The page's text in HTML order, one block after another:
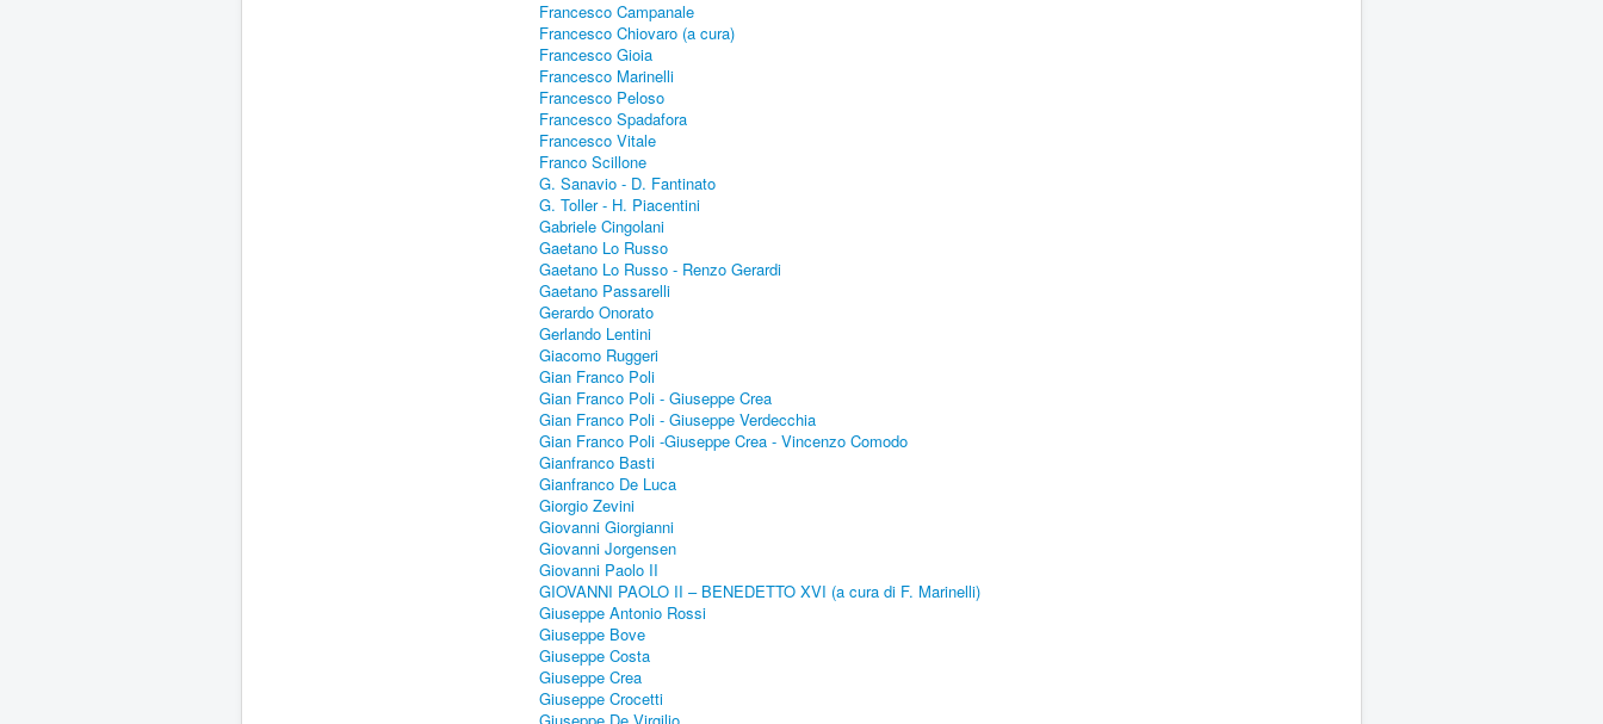
Francesco Campanale
Francesco Chiovaro (a cura)
Francesco Gioia
Francesco Marinelli
Francesco Peloso
Francesco Spadafora
Francesco Vitale
Franco Scillone
G. Sanavio - D. Fantinato
G. Toller - H. Piacentini
Gabriele Cingolani
Gaetano Lo Russo
Gaetano Lo Russo - Renzo Gerardi
Gaetano Passarelli
Gerardo Onorato
Gerlando Lentini
Giacomo Ruggeri
Gian Franco Poli
Gian Franco Poli - Giuseppe Crea
Gian Franco Poli - Giuseppe Verdecchia
Gian Franco Poli -Giuseppe Crea - Vincenzo Comodo
Gianfranco Basti
Gianfranco De Luca
Giorgio Zevini
Giovanni Giorgianni
Giovanni Jorgensen
Giovanni Paolo II
GIOVANNI PAOLO II – BENEDETTO XVI (a cura di F. Marinelli)
Giuseppe Antonio Rossi
Giuseppe Bove
Giuseppe Costa
Giuseppe Crea
Giuseppe Crocetti